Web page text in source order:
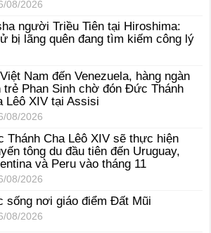
08/2026
người Triều Tiên tại Hiroshima:
bị lãng quên đang tìm kiếm công lý
Nam đến Venezuela, hàng ngàn
trẻ Phan Sinh chờ đón Đức Thánh
Lêô XIV tại Assisi
08/2026
Thánh Cha Lêô XIV sẽ thực hiện
tông du đầu tiên đến Uruguay,
và Peru vào tháng 11
08/2026
sống nơi giáo điểm Đất Mũi
08/2026